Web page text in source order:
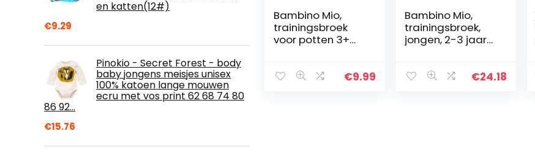
en katten(12#)
€9.29
Pinokio - Secret Forest - body
baby jongens meisjes unisex
100% katoen lange mouwen
ecru met vos print 62 68 74 80
86 92…
€15.76
Bambino Mio,
trainingsbroek
voor potten 3+
€9.99
Bambino Mio,
trainingsbroek,
jongen, 2-3 jaar
€24.18